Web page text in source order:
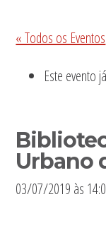
« Todos os Eventos
Este evento
Urbano
03/07/2019 às
Sidebar